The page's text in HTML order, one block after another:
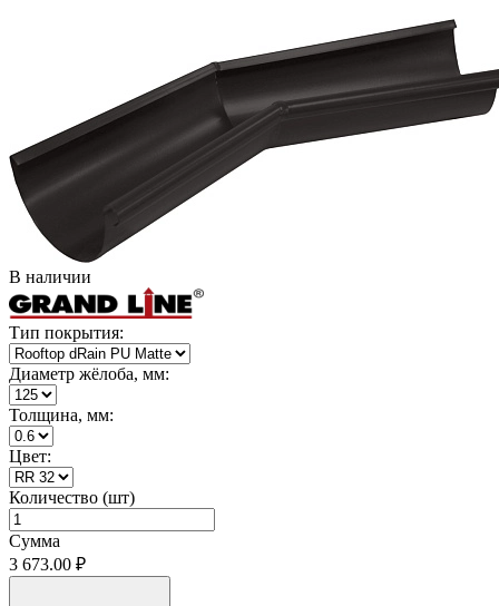
В наличии
Тип покрытия:
Диаметр жёлоба, мм:
Толщина, мм:
Цвет:
Количество (шт)
Сумма
3 673.00 ₽